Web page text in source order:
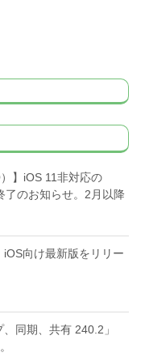
】iOS 11非対応の
了のお知らせ。2月以降
iOS向け最新版をリリー
同期、共有 240.2」